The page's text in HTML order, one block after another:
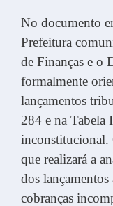
No documento
Prefeitura
de Finanças e o
formalmente
lançamentos
284 e na Tabela
que realizará a
dos
cobranças